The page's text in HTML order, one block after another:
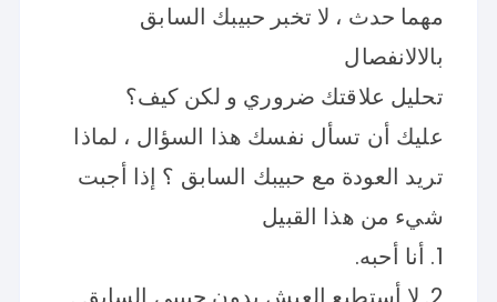
مهما حدث ، لا تخبر حبيبك السابق
بالالانفصال
تحليل علاقتك ضروري و لكن كيف؟
عليك أن تسأل نفسك هذا السؤال ، لماذا
تريد العودة مع حبيبك السابق ؟ إذا أجبت
شيء من هذا القبيل
1. أنا أحبه.